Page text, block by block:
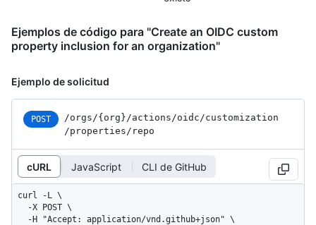
Ejemplos de código para "Create an OIDC custom
property inclusion for an organization"
Ejemplo de solicitud
POST /orgs/{org}/actions/oidc/customization
/properties/repo
cURL JavaScript CLI de GitHub
curl -L \